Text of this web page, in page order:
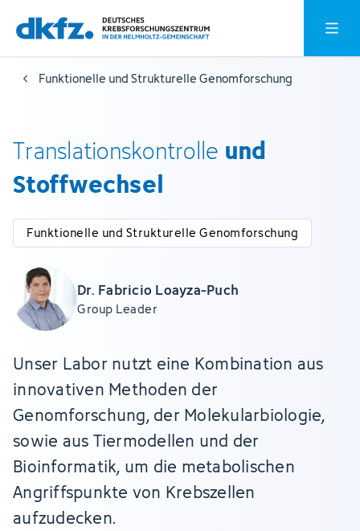
Zum
Hauptinhalt
springen
Zur
Fußzeile
springen
Funktionelle und Strukturelle Genomforschung
Translationskontrolle und
Stoffwechsel
Funktionelle und Strukturelle Genomforschung
Dr. Fabricio Loayza-Puch
Group Leader
Unser Labor nutzt eine Kombination aus
innovativen Methoden der
Genomforschung, der Molekularbiologie,
sowie aus Tiermodellen und der
Bioinformatik, um die metabolischen
Angriffspunkte von Krebszellen
aufzudecken.